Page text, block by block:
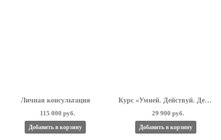
Личная консультация
115 000 руб.
Добавить в корзину
Курс «Умней. Действуй. Делай деньги»
29 900 руб.
Добавить в корзину